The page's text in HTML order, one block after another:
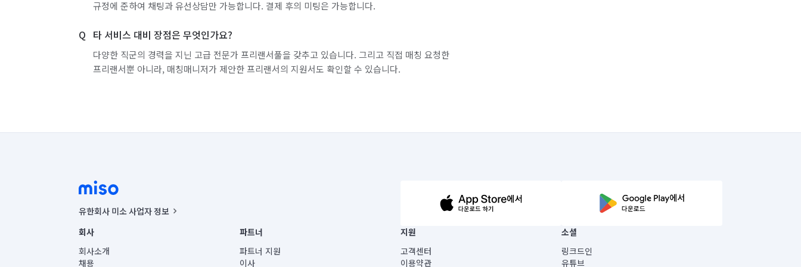
규정에 준하여 채팅과 유선상담만 가능합니다. 결제 후의 미팅은 가능합니다.
타 서비스 대비 장점은 무엇인가요?
다양한 직군의 경력을 지닌 고급 전문가 프리랜서풀을 갖추고 있습니다. 그리고 직접 매칭 요청한
프리랜서뿐 아니라, 매칭매니저가 제안한 프리랜서의 지원서도 확인할 수 있습니다.
유한회사 미소 사업자 정보
사업자등록번호 : 291-87-00271 | 인허가번호 : 2016-3220163-14-5-00019 |
통신판매신고번호 : 2024-서울종로-1400(공정거래위원회 정보) |
대표이사 : CHING VICTOR COLUMBIA RHEE
주소 | 본사: 서울특별시 종로구 율곡로 6(중학동, 트윈트리빌딩) B동 5층
회사
회사소개
채용
파트너
파트너 지원
이사
지원
고객센터
이용약관
소셜
링크드인
유튜브